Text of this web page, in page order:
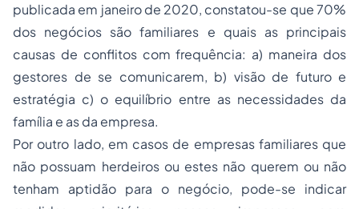
publicada em janeiro de 2020, constatou-se que 70%
dos negócios são familiares e quais as principais
causas de conflitos com frequência: a) maneira dos
gestores de se comunicarem, b) visão de futuro e
estratégia c) o equilíbrio entre as necessidades da
família e as da empresa.
Por outro lado, em casos de empresas familiares que
não possuam herdeiros ou estes não querem ou não
tenham aptidão para o negócio, pode-se indicar